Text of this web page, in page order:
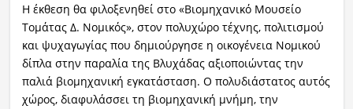
Η έκθεση θα φιλοξενηθεί στο «Βιομηχανικό Μουσείο
Τομάτας Δ. Νομικός», στον πολυχώρο τέχνης, πολιτισμού
και ψυχαγωγίας που δημιούργησε η οικογένεια Νομικού
δίπλα στην παραλία της Βλυχάδας αξιοποιώντας την
παλιά βιομηχανική εγκατάσταση. Ο πολυδιάστατος αυτός
χώρος, διαφυλάσσει τη βιομηχανική μνήμη, την